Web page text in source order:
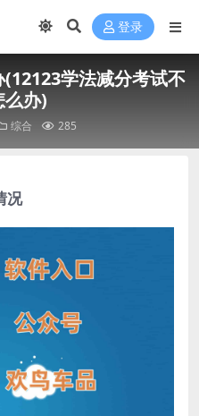
登录
学法减分考试不
么办)
综合 285
况